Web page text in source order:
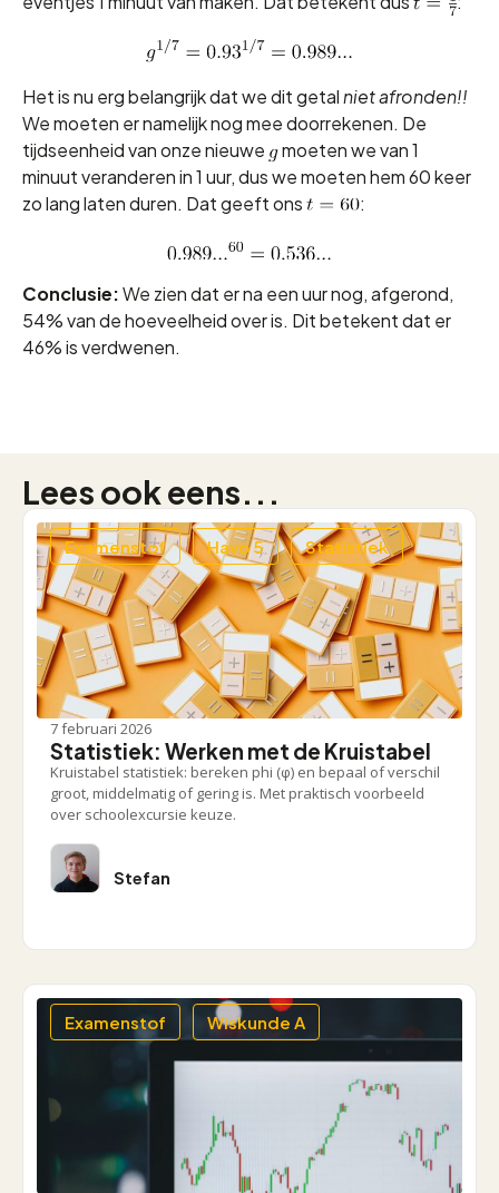
Het is nu erg belangrijk dat we dit getalniet afronden!!
We moeten er namelijk nog mee doorrekenen. De
tijdseenheid van onze nieuwe
moeten we van 1
minuut veranderen in 1 uur, dus we moeten hem 60 keer
zo lang laten duren. Dat geeft ons
:
Conclusie:We zien dat er na een uur nog, afgerond,
54% van de hoeveelheid over is. Dit betekent dat er
46% is verdwenen.
Lees ook eens...
Examenstof Havo 5 Statistiek
7 februari 2026
Statistiek: Werken met de Kruistabel
Kruistabel statistiek: bereken phi (φ) en bepaal of verschil
groot, middelmatig of gering is. Met praktisch voorbeeld
over schoolexcursie keuze.
Stefan
Examenstof Wiskunde A